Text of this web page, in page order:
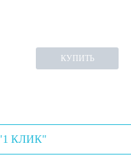
КУПИТЬ
КЛИК"